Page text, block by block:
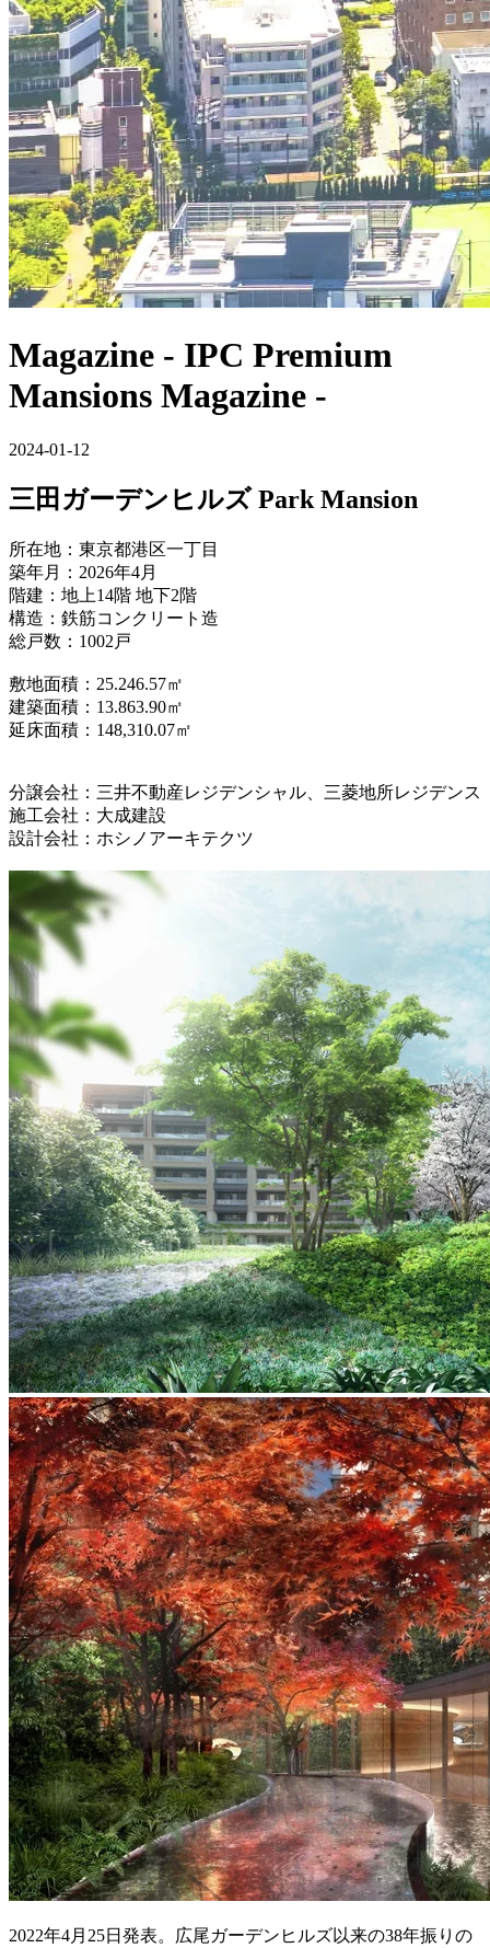
Magazine - IPC Premium
Mansions Magazine -
2024-01-12
三田ガーデンヒルズ Park Mansion
所在地：東京都港区一丁目
築年月： 2026年4月
階建：地上14階 地下2階
構造：鉄筋コンクリート造
総戸数：1002 戸
敷地面積：25.246.57㎡
建築面積：13.863.90㎡
延床面積：148,310.07㎡
分譲会社：三井不動産レジデンシャル、三菱地所レジデンス
施工会社：大成建設
設計会社：ホシノアーキテクツ
2022年4月25日発表。広尾ガーデンヒルズ以来の38年振りの